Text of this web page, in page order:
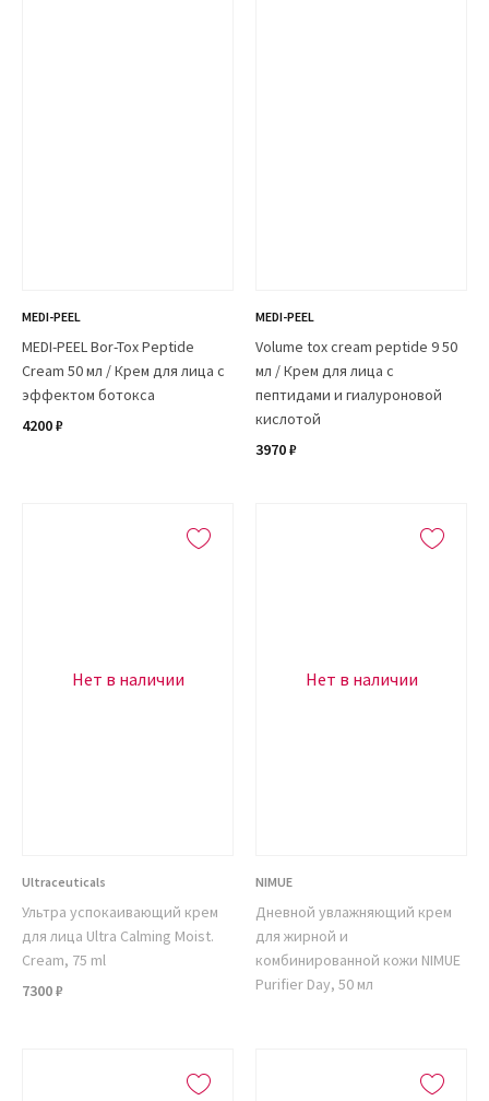
MEDI-PEEL
MEDI-PEEL Bor-Tox Peptide
Cream 50 мл / Крем для лица с
эффектом ботокса
4200 ₽
MEDI-PEEL
Volume tox cream peptide 9 50
мл / Крем для лица с
пептидами и гиалуроновой
кислотой
3970 ₽
Нет в наличии
Ultraceuticals
Ультра успокаивающий крем
для лица Ultra Calming Moist.
Cream, 75 ml
7300 ₽
Нет в наличии
NIMUE
Дневной увлажняющий крем
для жирной и
комбинированной кожи NIMUE
Purifier Day, 50 мл